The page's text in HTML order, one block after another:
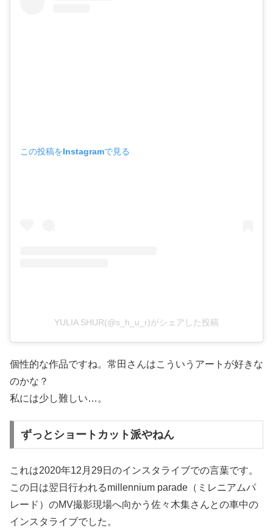
この投稿をInstagramで見る
YULIA SHUR(@s_h_u_r)がシェアした投稿
個性的な作品ですね。常田さんはこういうアートが好きな
のかな？
私には少し難しい…。
ずっとショートカット派やねん
これは2020年12月29日のインスタライブでの言葉です。
この日は翌日行われるmillennium parade（ミレニアムパ
レード）のMV撮影現場へ向かう佐々木集さんとの車中の
インスタライブでした。